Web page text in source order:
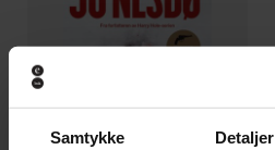
Samtykke Detaljer